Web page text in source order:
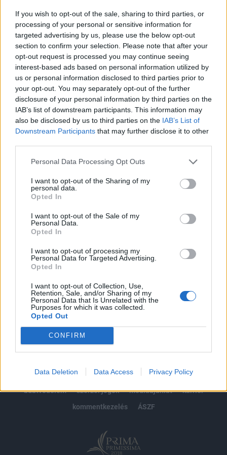
If you wish to opt-out of the sale, sharing to third parties, or
processing of your personal or sensitive information for
targeted advertising by us, please use the below opt-out
section to confirm your selection. Please note that after your
opt-out request is processed you may continue seeing
interest-based ads based on personal information utilized by
us or personal information disclosed to third parties prior to
your opt-out. You may separately opt-out of the further
disclosure of your personal information by third parties on the
IAB’s list of downstream participants. This information may
also be disclosed by us to third parties on the IAB’s List of
Downstream Participants that may further disclose it to other
Personal Data Processing Opt Outs
I want to opt-out of the Sharing of my
personal data.
Opted In
I want to opt-out of the Sale of my
Personal Data.
Opted In
I want to opt-out of processing my
Personal Data for Targeted Advertising.
Opted In
I want to opt-out of Collection, Use,
Retention, Sale, and/or Sharing of my
Personal Data that Is Unrelated with the
Purposes for which it was collected.
Opted Out
CONFIRM
Data Deletion Data Access Privacy Policy
A müncheni együttes sorozatban 15. bajnoki győzelmét
aratta, de ezzel a ténnyel önmagában semmi baja a
sörgyártó társaságnak. A szokatlan akció egy hirdetési
kampány része, amellyel a Bitburger azonnal a
legolvasottabb német napilap, a Bild címoldalára került. Az
ingyenreklám időzítése talán nem véletlenül esik a világhírű
Oktoberfest előtti időszakra. A tét és...
KEDVES OLVASÓNK!
A keresett cikk a portfolio.hu hírarchívumához
tartozik, melynek olvasása előfizetéses
regisztrációhoz kötött.
Az előfizetés a következőket tartalmazza:
Portfolio.hu teljes cikkarchívum
Kötéslisták: BÉT elmúlt 2 év napon belüli
kötéslistái
impresszum
jogi nyilatkozat
süti beállítások
adatvédelem
szerzői jogok médiaajánlat
karrier
kommentkezelés
ÁSZF